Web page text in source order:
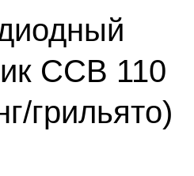
ССВ 110
грильято)